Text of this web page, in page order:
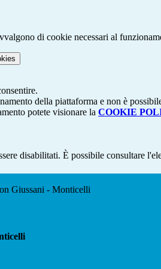
di cookie necessari al
della piattaforma e non è
potete visionare la COOKIE
disabilitati. È possibile consultare
Giussani - Monticelli